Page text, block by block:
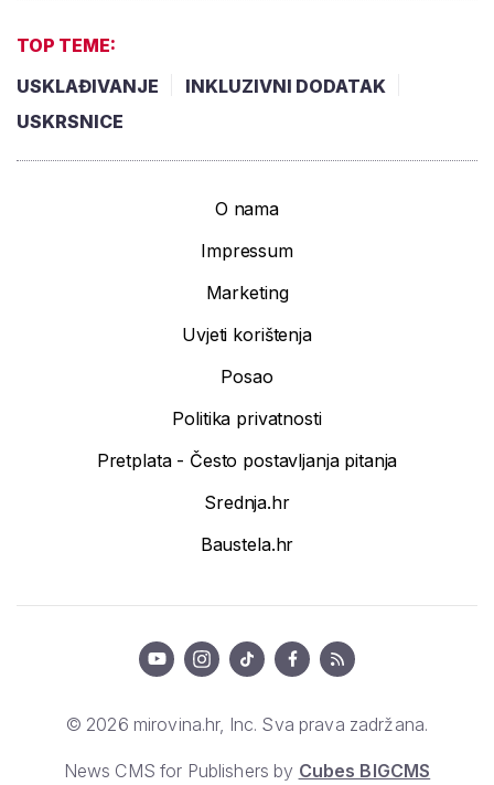
TOP TEME:
USKLAĐIVANJE
INKLUZIVNI DODATAK
USKRSNICE
O nama
Impressum
Marketing
Uvjeti korištenja
Posao
Politika privatnosti
Pretplata - Često postavljanja pitanja
Srednja.hr
Baustela.hr
© 2026 mirovina.hr, Inc. Sva prava zadržana.
News CMS for Publishers by Cubes BIGCMS